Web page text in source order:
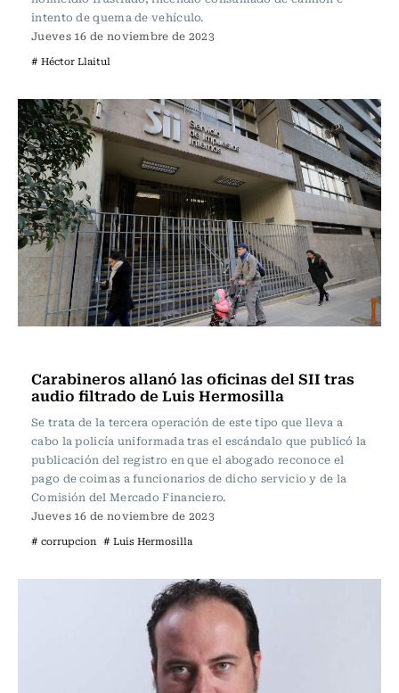
intento de quema de vehículo.
Jueves 16 de noviembre de 2023
# Héctor Llaitul
Carabineros allanó las oficinas del SII tras
audio filtrado de Luis Hermosilla
Se trata de la tercera operación de este tipo que lleva a
cabo la policía uniformada tras el escándalo que publicó la
publicación del registro en que el abogado reconoce el
pago de coimas a funcionarios de dicho servicio y de la
Comisión del Mercado Financiero.
Jueves 16 de noviembre de 2023
# corrupcion # Luis Hermosilla